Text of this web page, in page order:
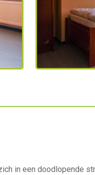
in een doodlopende